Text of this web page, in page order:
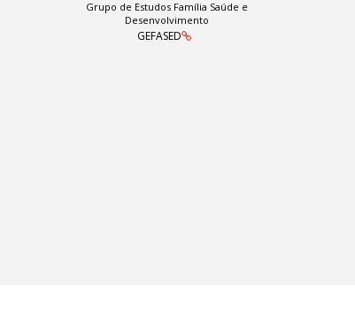
Grupo de Estudos Família Saúde e
Desenvolvimento
GEFASED